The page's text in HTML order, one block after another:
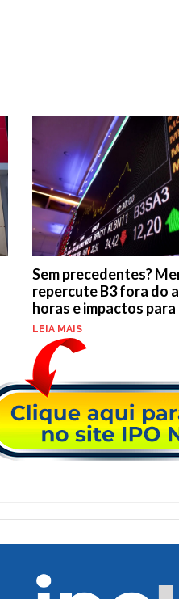
Sem precedentes?
repercute B3 fora do
horas e impactos para
LEIA MAIS